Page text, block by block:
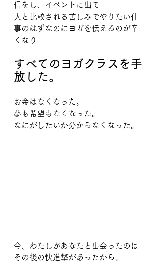
信をし、イベントに出て
人と比較される苦しみでやりたい仕
事のはずなのにヨガを伝えるのが辛
くなり
すべてのヨガクラスを手
放した。
お金はなくなった。
夢も希望もなくなった。
なにがしたいか分からなくなった。
今、わたしがあなたと出会ったのは
その後の快進撃があったから。